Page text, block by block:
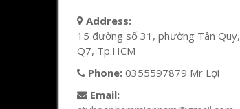
Address:
15 đường số 31, phường Tân Quy,
Q7, Tp.HCM
Phone: 0355597879 Mr Lợi
Email: